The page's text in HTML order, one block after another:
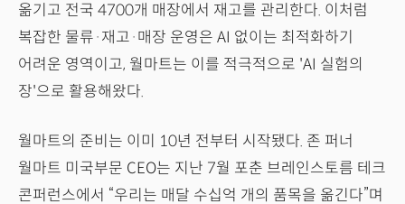
옮기고 전국 4700개 매장에서 재고를 관리한다. 이처럼
복잡한 물류·재고·매장 운영은 AI 없이는 최적화하기
어려운 영역이고, 월마트는 이를 적극적으로 'AI 실험의
장'으로 활용해왔다.
월마트의 준비는 이미 10년 전부터 시작됐다. 존 퍼너
월마트 미국부문 CEO는 지난 7월 포춘 브레인스토름 테크
콘퍼런스에서 “우리는 매달 수십억 개의 품목을 옮긴다”며